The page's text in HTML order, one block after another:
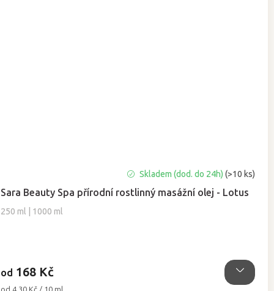
Sara Beauty Spa přírodní rostlinný masážní olej - Lotus
250 ml | 1000 ml
produktu
je
Skladem (dod. do 24h)(>10 ks)
od 168 Kč
Měrná